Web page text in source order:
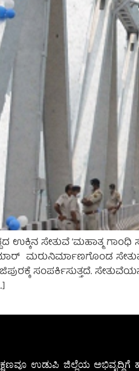
ಉಕ್ಕಿನ ಸೇತುವೆ ‘ಮಹಾತ್ಮ
ಮರುನಿರ್ಮಾಣಗೊಂಡ
ಸಂಪರ್ಕಿಸುತ್ತದೆ.
ಕ್ಷಣವೂ ಉಡುಪಿ ಜಿಲ್ಲೆಯ